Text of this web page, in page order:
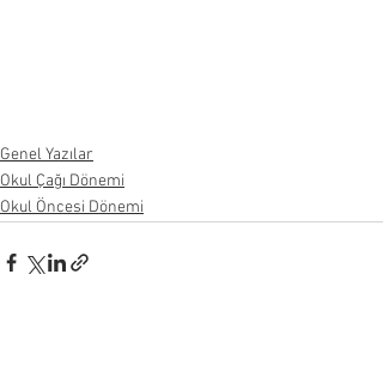
Genel Yazılar
Okul Çağı Dönemi
Okul Öncesi Dönemi